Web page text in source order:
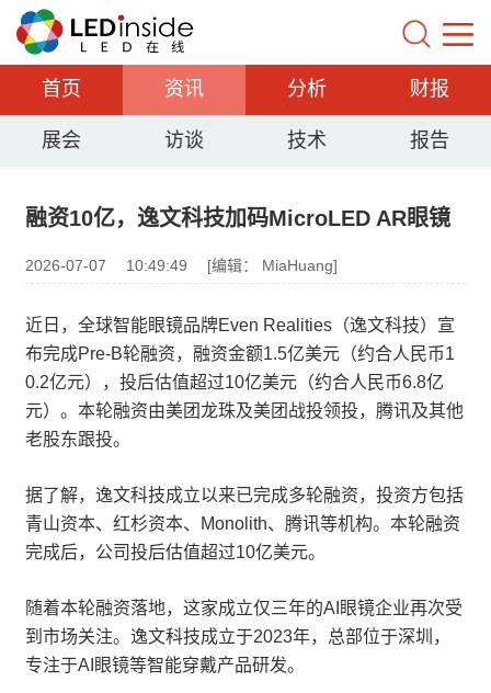
首页 资讯 分析 财报
展会 访谈 技术 报告
融资10亿，逸文科技加码MicroLED AR眼镜
2026-07-07 10:49:49 [编辑： MiaHuang]
近日，全球智能眼镜品牌Even Realities（逸文科技）宣
布完成Pre-B轮融资，融资金额1.5亿美元（约合人民币1
0.2亿元），投后估值超过10亿美元（约合人民币6.8亿
元）。本轮融资由美团龙珠及美团战投领投，腾讯及其他
老股东跟投。
据了解，逸文科技成立以来已完成多轮融资，投资方包括
青山资本、红杉资本、Monolith、腾讯等机构。本轮融资
完成后，公司投后估值超过10亿美元。
随着本轮融资落地，这家成立仅三年的AI眼镜企业再次受
到市场关注。逸文科技成立于2023年，总部位于深圳，
专注于AI眼镜等智能穿戴产品研发。